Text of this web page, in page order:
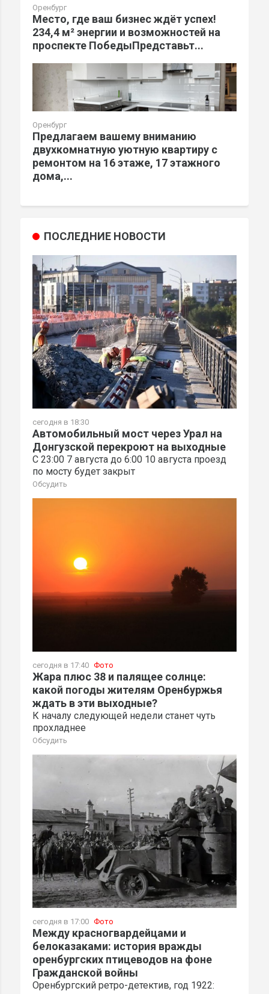
Оренбург
Место, где ваш бизнес ждёт успех!
234,4 м² энергии и возможностей на
проспекте ПобедыПредставьт...
Оренбург
Предлагаем вашему вниманию
двухкомнатную уютную квартиру с
ремонтом на 16 этаже, 17 этажного
дома,...
ПОСЛЕДНИЕ НОВОСТИ
сегодня в 18:30
Автомобильный мост через Урал на
Донгузской перекроют на выходные
С 23:00 7 августа до 6:00 10 августа проезд
по мосту будет закрыт
Обсудить
сегодня в 17:40 Фото
Жара плюс 38 и палящее солнце:
какой погоды жителям Оренбуржья
ждать в эти выходные?
К началу следующей недели станет чуть
прохладнее
Обсудить
сегодня в 17:00 Фото
Между красногвардейцами и
белоказаками: история вражды
оренбургских птицеводов на фоне
Гражданской войны
Оренбургский ретро-детектив, год 1922: